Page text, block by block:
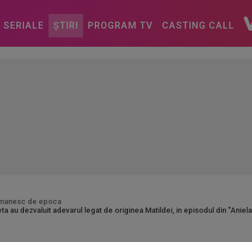
SERIALE ȘTIRI PROGRAM TV CASTING CALL
de epoca
au dezvaluit adevarul legat de originea Matildei, in episodul din